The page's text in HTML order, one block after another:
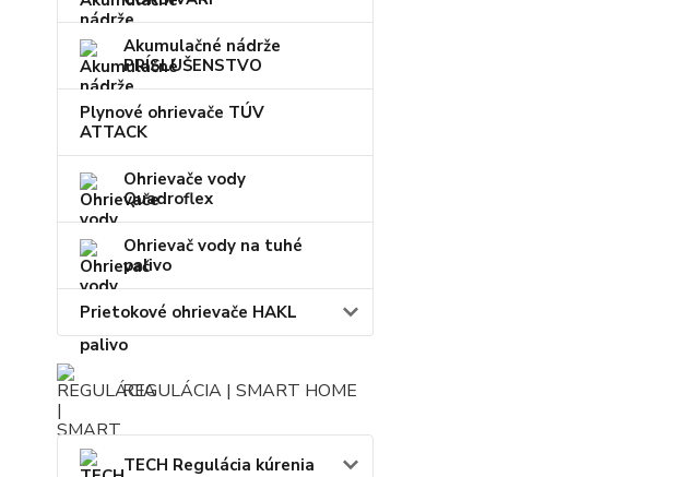
Akumulačné nádrže
PRÍSLUŠENSTVO
Plynové ohrievače TÚV
ATTACK
Ohrievače vody
Quadroflex
Ohrievač vody na tuhé
palivo
Prietokové ohrievače HAKL
REGULÁCIA | SMART HOME
TECH Regulácia kúrenia